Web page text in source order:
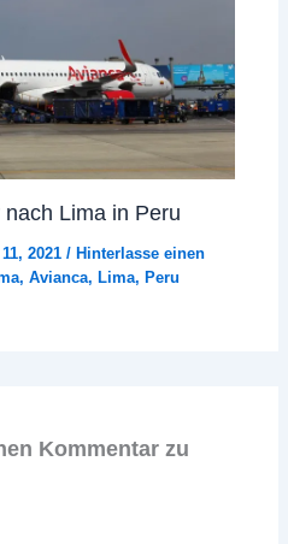
Lima in Peru
2021/ Hinterlasse einen
,Avianca, Lima, Peru
Kommentar zu